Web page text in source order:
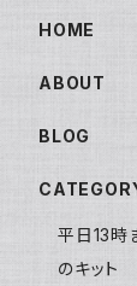
HOME
ABOUT
BLOG
平日13時
のキット